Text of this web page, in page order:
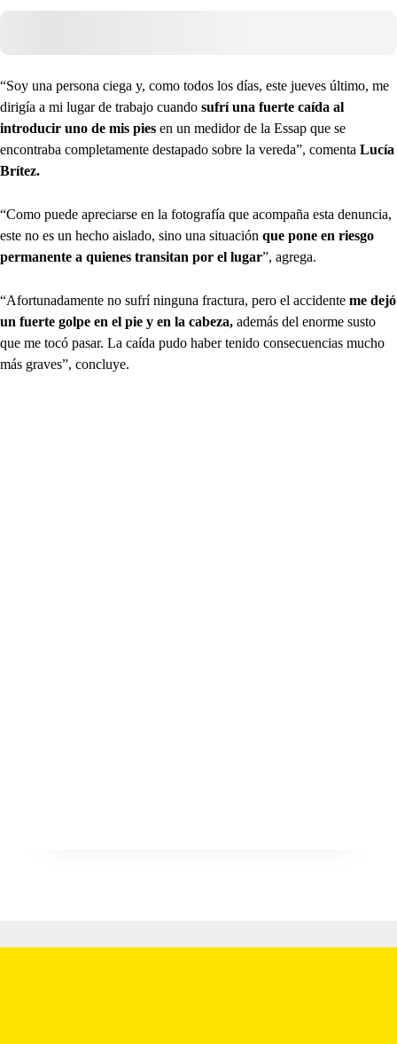
“Soy una persona ciega y, como todos los días, este jueves último, me
dirigía a mi lugar de trabajo cuando sufrí una fuerte caída al
introducir uno de mis pies en un medidor de la Essap que se
encontraba completamente destapado sobre la vereda”, comenta Lucía
Brítez.
“Como puede apreciarse en la fotografía que acompaña esta denuncia,
este no es un hecho aislado, sino una situación que pone en riesgo
permanente a quienes transitan por el lugar”, agrega.
“Afortunadamente no sufrí ninguna fractura, pero el accidente me dejó
un fuerte golpe en el pie y en la cabeza, además del enorme susto
que me tocó pasar. La caída pudo haber tenido consecuencias mucho
más graves”, concluye.